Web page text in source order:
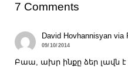
7 Comments
David Hovhannisyan via
09/10/2014
Բաա, ախր ինքը ձեր լավն է